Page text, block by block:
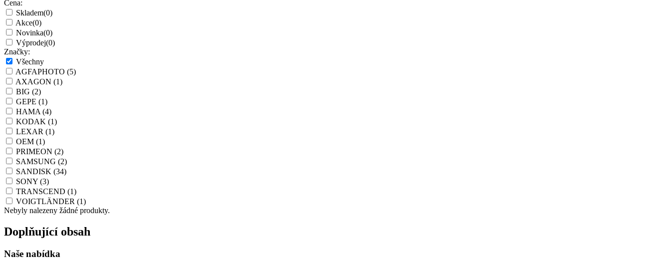
Cena:
Skladem(0)
Akce(0)
Novinka(0)
Výprodej(0)
Značky:
Všechny
AGFAPHOTO (5)
AXAGON (1)
BIG (2)
GEPE (1)
HAMA(4)
KODAK (1)
LEXAR (1)
OEM (1)
PRIMEON (2)
SAMSUNG (2)
SANDISK (34)
SONY (3)
TRANSCEND (1)
VOIGTLÄNDER (1)
Nebyly nalezeny žádné produkty.
Doplňující obsah
Naše nabídka